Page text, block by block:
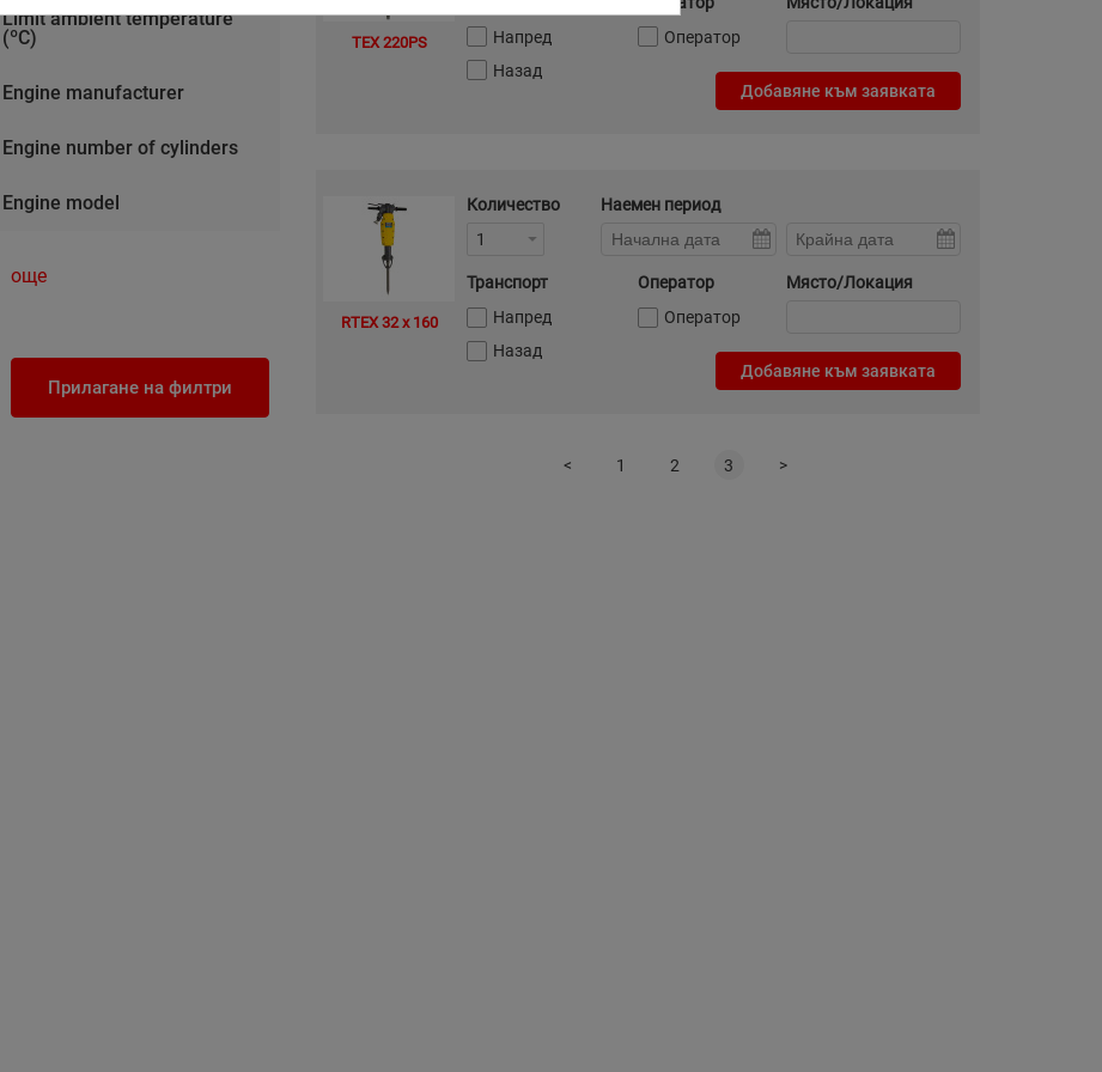
Limit ambient temperature
(ºC)
Engine manufacturer
Engine number of cylinders
Engine model
още
TEX 220PS
Напред
Назад
Оператор
Добавяне към заявката
RTEX 32 x 160
Количество
1
Транспорт
Напред
Назад
Наемен период
Оператор
Оператор
Място/Локация
Добавяне към заявката
< 1 2 3 >